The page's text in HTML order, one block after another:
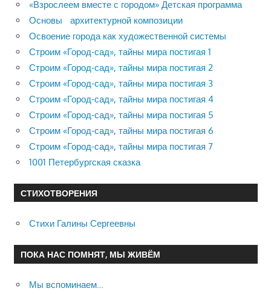
«Взрослеем вместе с городом» Детская программа
Основы архитектурной композиции
Освоение города как художественной системы
Строим «Город-сад», тайны мира постигая 1
Строим «Город-сад», тайны мира постигая 2
Строим «Город-сад», тайны мира постигая 3
Строим «Город-сад», тайны мира постигая 4
Строим «Город-сад», тайны мира постигая 5
Строим «Город-сад», тайны мира постигая 6
Строим «Город-сад», тайны мира постигая 7
1001 Петербургская сказка
СТИХОТВОРЕНИЯ
Стихи Галины Сергеевны
ПОКА НАС ПОМНЯТ, МЫ ЖИВЁМ
Мы вспоминаем…